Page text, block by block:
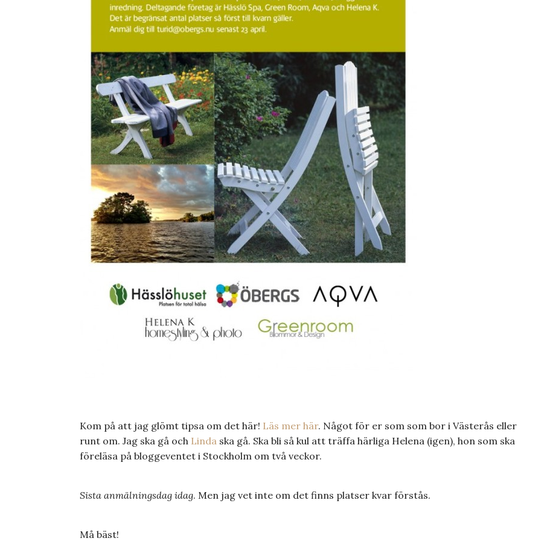
Kom på att jag glömt tipsa om det här! Läs mer här. Något för er som som bor i Västerås eller
runt om. Jag ska gå och Linda ska gå. Ska bli så kul att träffa härliga Helena (igen), hon som ska
föreläsa på bloggeventet i Stockholm om två veckor.
Sista anmälningsdag idag. Men jag vet inte om det finns platser kvar förstås.
Må bäst!